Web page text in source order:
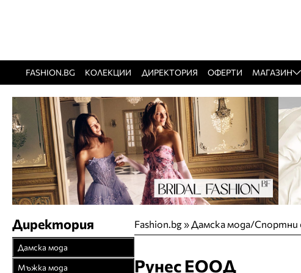
FASHION.BG КОЛЕКЦИИ ДИРЕКТОРИЯ ОФЕРТИ МАГАЗИН
Fashion.bg»Дамска мода/Спортни
Рунес ЕООД
Директория
Дамска мода
Връхни облекла
Мъжка мода